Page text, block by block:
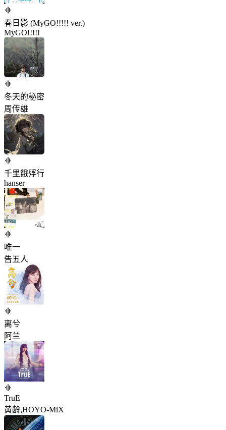
春日影 (MyGO!!!!! ver.)
MyGO!!!!!
冬天的秘密
周传雄
千里餓殍行
hanser
唯一
告五人
离兮
阿兰
TruE
黄龄,HOYO-MiX